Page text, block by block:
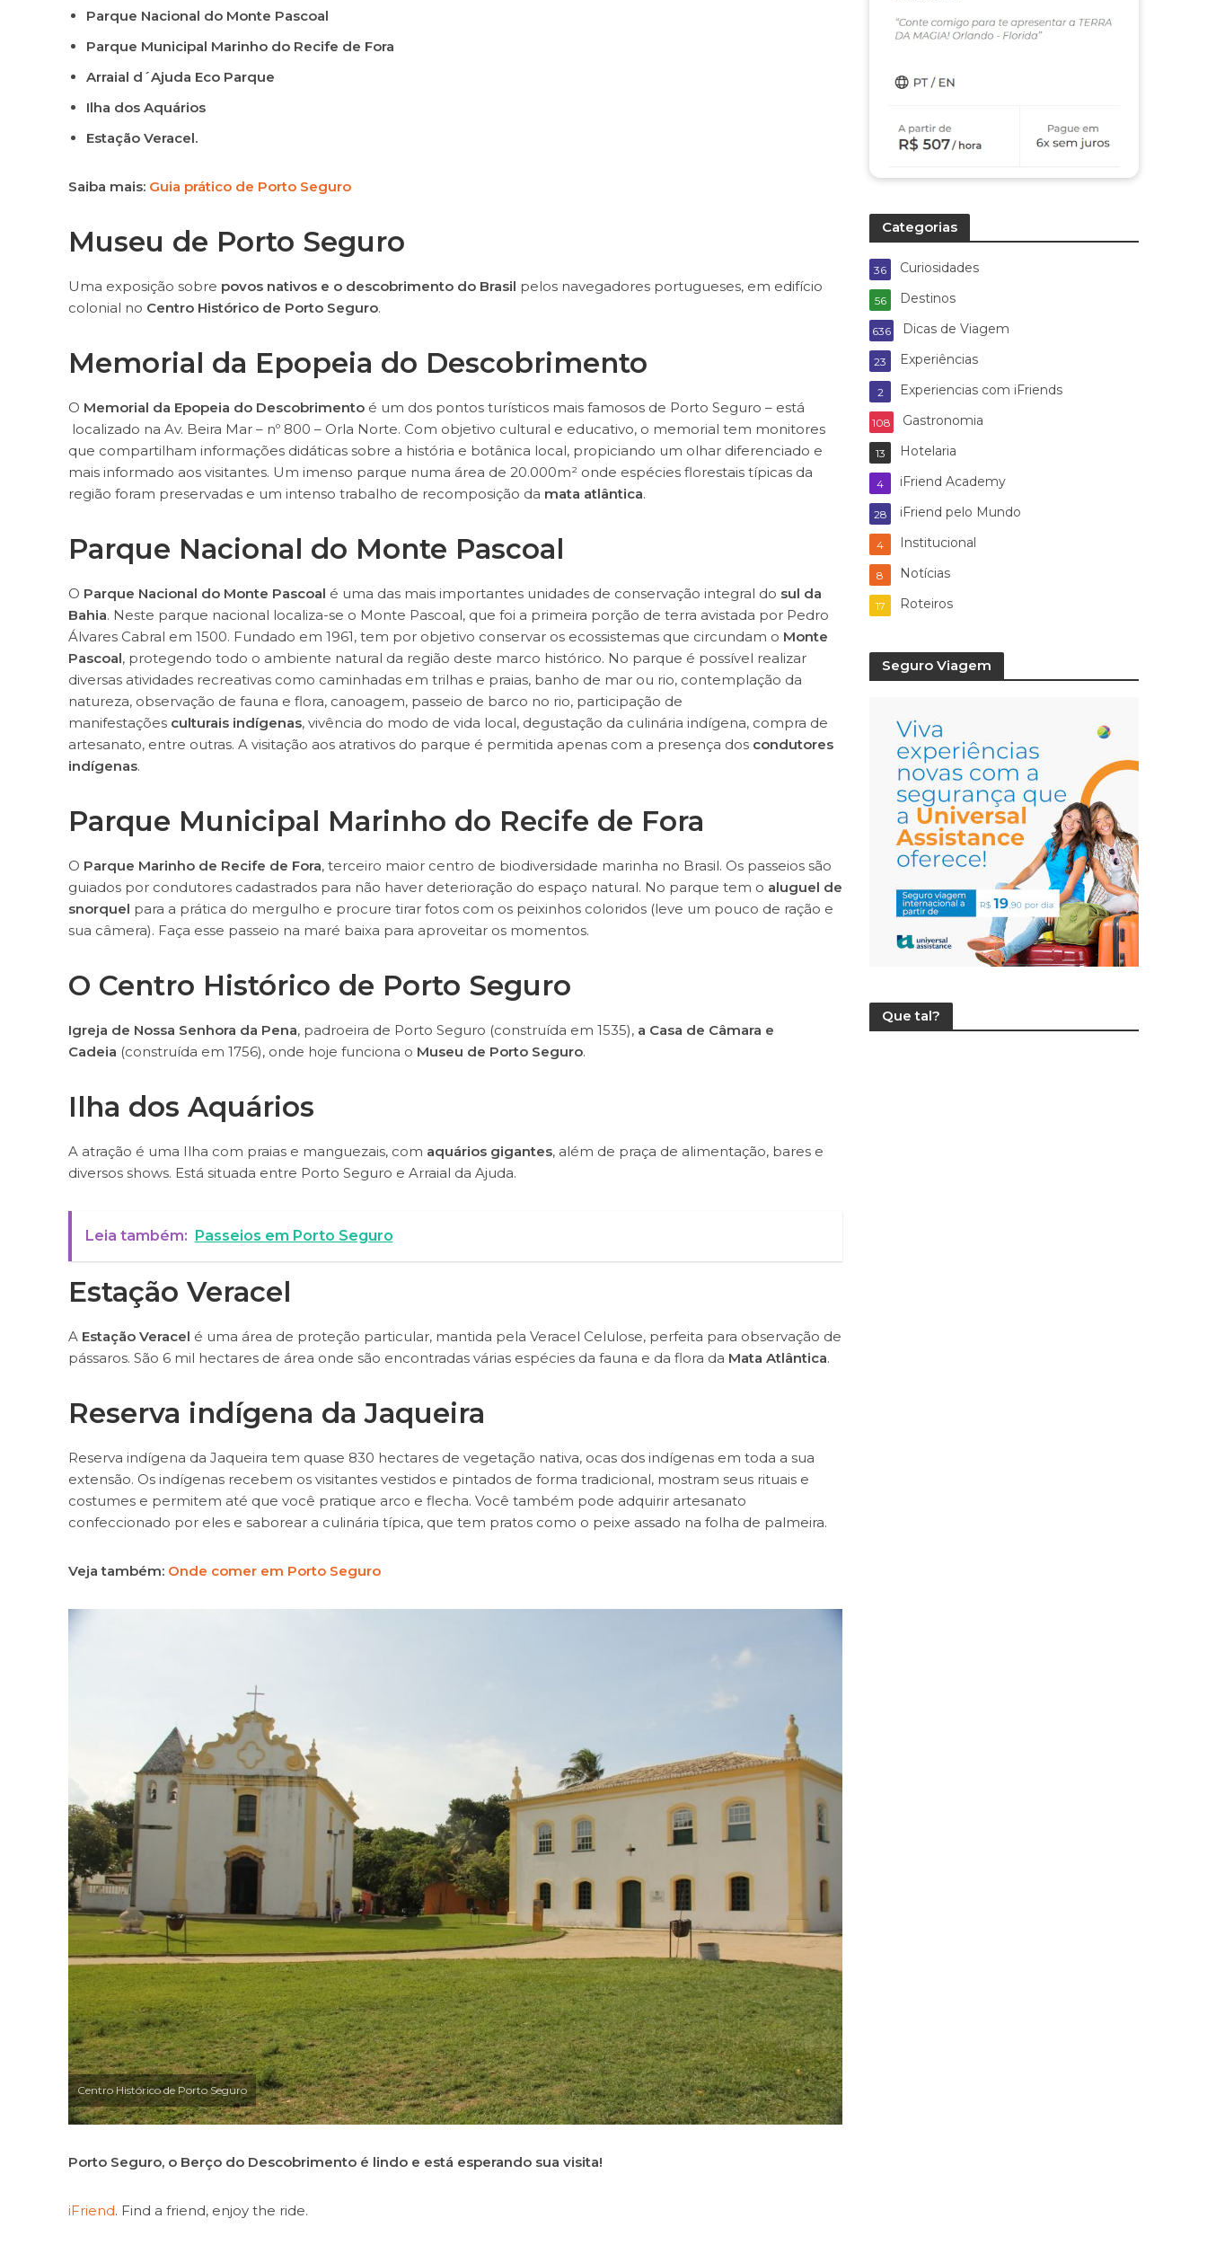
Parque Nacional do Monte Pascoal
Parque Municipal Marinho do Recife de Fora
Arraial d´Ajuda Eco Parque
Ilha dos Aquários
Estação Veracel.
Saiba mais: Guia prático de Porto Seguro
Museu de Porto Seguro
Uma exposição sobre povos nativos e o descobrimento do Brasil pelos navegadores portugueses, em edifício
colonial no Centro Histórico de Porto Seguro.
Memorial da Epopeia do Descobrimento
O Memorial da Epopeia do Descobrimentoé um dos pontos turísticos mais famosos de Porto Seguro – está
localizado na Av. Beira Mar – nº 800 – Orla Norte. Com objetivo cultural e educativo, o memorial tem monitores
que compartilham informações didáticas sobre a história e botânica local, propiciando um olhar diferenciado e
mais informado aos visitantes. Um imenso parque numa área de 20.000m² onde espécies florestais típicas da
região foram preservadas e um intenso trabalho de recomposição da mata atlântica.
Parque Nacional do Monte Pascoal
O Parque Nacional do Monte Pascoal é uma das mais importantes unidades de conservação integral do sul da
Bahia. Neste parque nacional localiza-se o Monte Pascoal, que foi a primeira porção de terra avistada por Pedro
Álvares Cabral em 1500. Fundado em 1961, tem por objetivo conservar os ecossistemas que circundam o Monte
Pascoal, protegendo todo o ambiente natural da região deste marco histórico. No parque é possível realizar
diversas atividades recreativas como caminhadas em trilhas e praias, banho de mar ou rio, contemplação da
natureza, observação de fauna e flora, canoagem, passeio de barco no rio, participação de
manifestações culturais indígenas, vivência do modo de vida local, degustação da culinária indígena, compra de
artesanato, entre outras. A visitação aos atrativos do parque é permitida apenas com a presença dos condutores
indígenas.
Parque Municipal Marinho do Recife de Fora
O Parque Marinho de Recife de Fora, terceiro maior centro de biodiversidade marinha no Brasil. Os passeios são
guiados por condutores cadastrados para não haver deterioração do espaço natural. No parque tem o aluguel de
snorquel para a prática do mergulho e procure tirar fotos com os peixinhos coloridos (leve um pouco de ração e
sua câmera). Faça esse passeio na maré baixa para aproveitar os momentos.
O Centro Histórico de Porto Seguro
Igreja de Nossa Senhora da Pena, padroeira de Porto Seguro (construída em 1535), a Casa de Câmara e
Cadeia (construída em 1756), onde hoje funciona o Museu de Porto Seguro.
Ilha dos Aquários
A atração é uma Ilha com praias e manguezais, com aquários gigantes, além de praça de alimentação, bares e
diversos shows. Está situada entre Porto Seguro e Arraial da Ajuda.
Leia também: Passeios em Porto Seguro
Estação Veracel
A Estação Veracel é uma área de proteção particular, mantida pela Veracel Celulose, perfeita para observação de
pássaros. São 6 mil hectares de área onde são encontradas várias espécies da fauna e da flora da Mata Atlântica.
Reserva indígena da Jaqueira
Reserva indígena da Jaqueira tem quase 830 hectares de vegetação nativa, ocas dos indígenas em toda a sua
extensão. Os indígenas recebem os visitantes vestidos e pintados de forma tradicional, mostram seus rituais e
costumes e permitem até que você pratique arco e flecha. Você também pode adquirir artesanato
confeccionado por eles e saborear a culinária típica, que tem pratos como o peixe assado na folha de palmeira.
Veja também:Onde comer em Porto Seguro
Centro Histórico de Porto Seguro
Porto Seguro, o Berço do Descobrimento é lindo e está esperando sua visita!
iFriend. Find a friend, enjoy the ride.
Categorias
Curiosidades
36
Destinos
56
Dicas de Viagem
636
Experiências
23
Experiencias com iFriends
2
Gastronomia
108
Hotelaria
13
iFriend Academy
4
iFriend pelo Mundo
28
Institucional
4
Notícias
8
Roteiros
17
Seguro Viagem
Que tal?